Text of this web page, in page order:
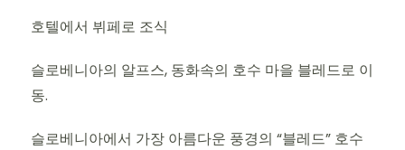
호텔에서 뷔페로 조식
슬로베니아의 알프스, 동화속의 호수 마을 블레드로 이
동.
슬로베니아에서 가장 아름다운 풍경의 “블레드” 호수